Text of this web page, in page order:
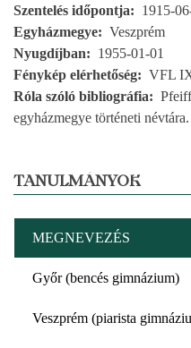
Szentelés időpontja
1915-
Egyházmegye
Veszprém
Nyugdíjban
1955-01-01
Fénykép elérhetőség
VFL
Róla szóló bibliográfia
egyházmegye történeti
TANULMÁNYOK
MEGNEVEZÉS
Győr (bencés gimnázium)
Veszprém (piarista